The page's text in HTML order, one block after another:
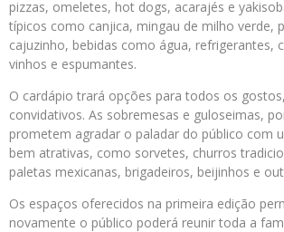
pizzas, omeletes, hot dogs, acarajés e
típicos como canjica, mingau de milho verde,
cajuzinho, bebidas como água, refrigerantes,
vinhos e espumantes.
O cardápio trará opções para todos os
convidativos. As sobremesas e guloseimas,
prometem agradar o paladar do público com
bem atrativas, como sorvetes, churros
paletas mexicanas, brigadeiros, beijinhos e
Os espaços oferecidos na primeira edição
novamente o público poderá reunir toda a